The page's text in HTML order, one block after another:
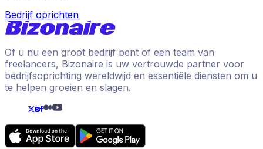
Bedrijf oprichten
Of u nu een groot bedrijf bent of een team van
freelancers, Bizonaire is uw vertrouwde partner voor
bedrijfsoprichting wereldwijd en essentiële diensten om u
te helpen groeien en slagen.